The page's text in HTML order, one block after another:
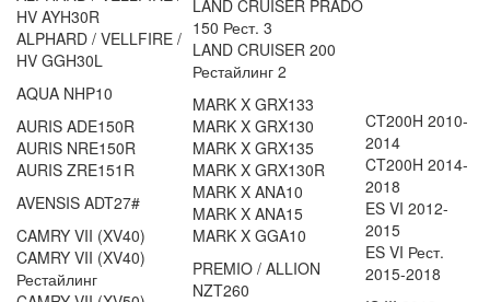
HV AYH30R
ALPHARD / VELLFIRE /
HV GGH30L
AQUA NHP10
AURIS ADE150R
AURIS NRE150R
AURIS ZRE151R
AVENSIS ADT27#
CAMRY VII (XV40)
CAMRY VII (XV40)
Рестайлинг
LAND CRUISER PRADO
150 Рест. 3
LAND CRUISER 200
Рестайлинг 2
MARK X GRX133
MARK X GRX130
MARK X GRX135
MARK X GRX130R
MARK X ANA10
MARK X ANA15
MARK X GGA10
PREMIO / ALLION
NZT260
CT200H 2010-
2014
CT200H 2014-
2018
ES VI 2012-
2015
ES VI Рест.
2015-2018